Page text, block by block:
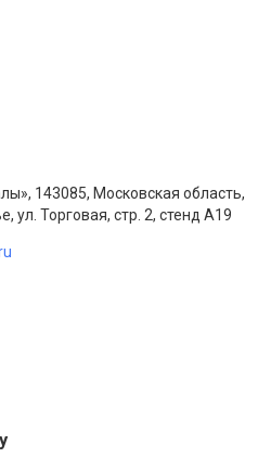
143085, Московская область,
ул. Торговая, стр. 2, стенд А19